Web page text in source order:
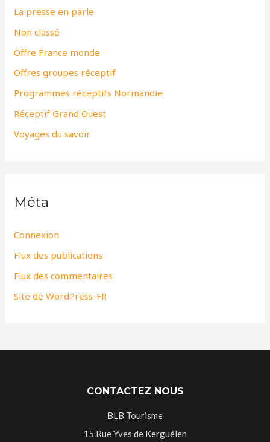
La presse en parle
Non classé
Offre France monde
Offres groupes réceptif
Programmes réceptifs Normandie
Réceptif Grand Ouest
Voyages du savoir
Méta
Connexion
Flux des publications
Flux des commentaires
Site de WordPress-FR
CONTACTEZ NOUS
BLB Tourisme
15 Rue Yves de Kerguélen